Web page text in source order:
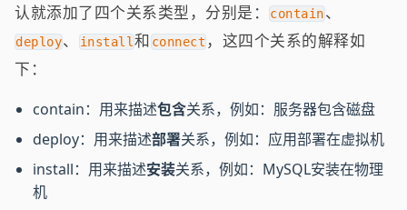
认就添加了四个关系类型，分别是：contain、
deploy、 install 和 connect ，这四个关系的解释如
下：
contain：用来描述包含关系，例如：服务器包含磁盘
deploy：用来描述部署关系，例如：应用部署在虚拟机
install：用来描述安装关系，例如：MySQL安装在物理
机